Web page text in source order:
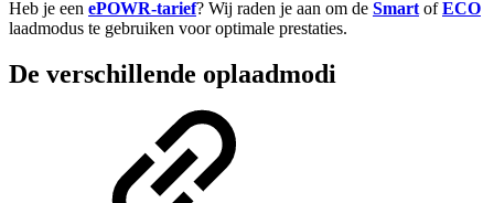
Heb je een ePOWR-tarief? Wij raden je aan om de Smart ofECO
laadmodus te gebruiken voor optimale prestaties.
De verschillende oplaadmodi